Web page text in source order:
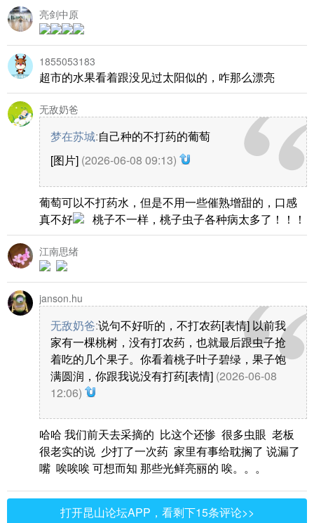
亮剑中原
1855053183
超市的水果看着跟没见过太阳似的，咋那么漂亮
无敌奶爸
梦在苏城:自己种的不打药的葡萄
[图片] (2026-06-08 09:13)
葡萄可以不打药水，但是不用一些催熟增甜的，口感
真不好
桃子不一样，桃子虫子各种病太多了！！！
江南思绪
janson.hu
无敌奶爸:说句不好听的，不打农药[表情] 以前我
家有一棵桃树，没有打农药，也就最后跟虫子抢
着吃的几个果子。你看着桃子叶子碧绿，果子饱
满圆润，你跟我说没有打药[表情] (2026-06-08
12:06)
哈哈 我们前天去采摘的 比这个还惨 很多虫眼 老板
很老实的说 少打了一次药 家里有事给耽搁了 说漏了
嘴 唉唉唉 可想而知 那些光鲜亮丽的 唉。。。
打开昆山论坛APP，看剩下15条评论>>